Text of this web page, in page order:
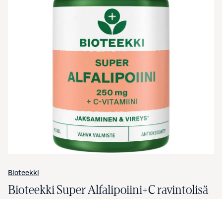
Avaa tuotekuva suurennettuna
Bioteekki
Bioteekki Super Alfalipoiini+C ravintolisä